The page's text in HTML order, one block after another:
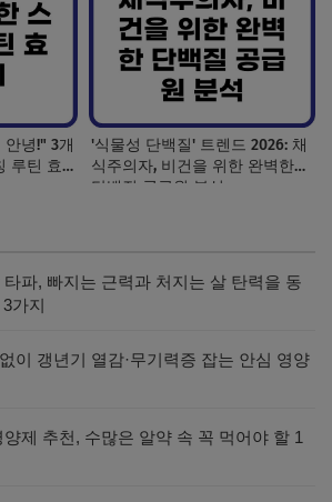
녕!" 3개
루틴 효
'식물성 단백질' 트렌드 2026: 채
식주의자, 비건을 위한 완벽한
단백질 공급원 분석
파, 빠지는 근력과 처지는 살 탄력을 동
가지
이 갱년기 열감·무기력증 잡는 안심 영양
제 추천, 수많은 알약 속 꼭 먹어야 할 1